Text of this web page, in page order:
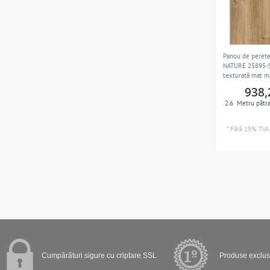
Panou de
NATURE
texturată mat
2.6 Metru
* Fără 19% TVA
Cumpărături sigure cu criptare SSL Produse